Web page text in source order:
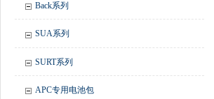
Back系列
SUA系列
SURT系列
APC专用电池包